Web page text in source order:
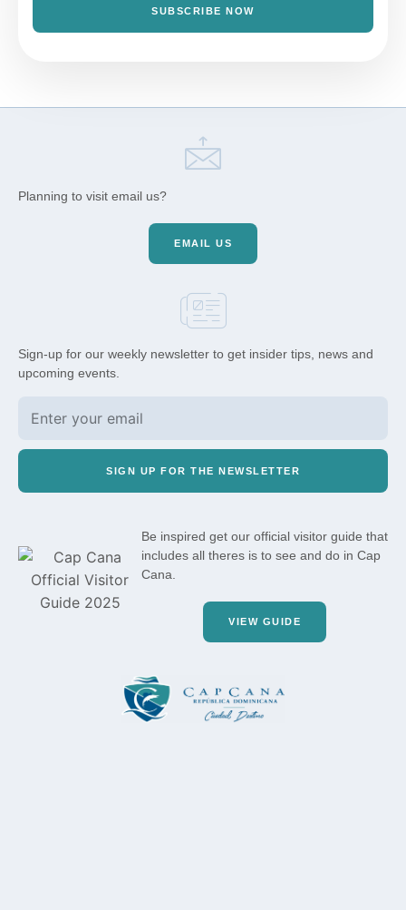
SUBSCRIBE NOW
Planning to visit email us?
EMAIL US
Sign-up for our weekly newsletter to get insider tips, news and
upcoming events.
SIGN UP FOR THE NEWSLETTER
Be inspired get our official visitor guide that
includes all theres is to see and do in Cap
Cana.
VIEW GUIDE